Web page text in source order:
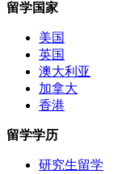
留学国家
美国
英国
澳大利亚
加拿大
香港
留学学历
研究生留学